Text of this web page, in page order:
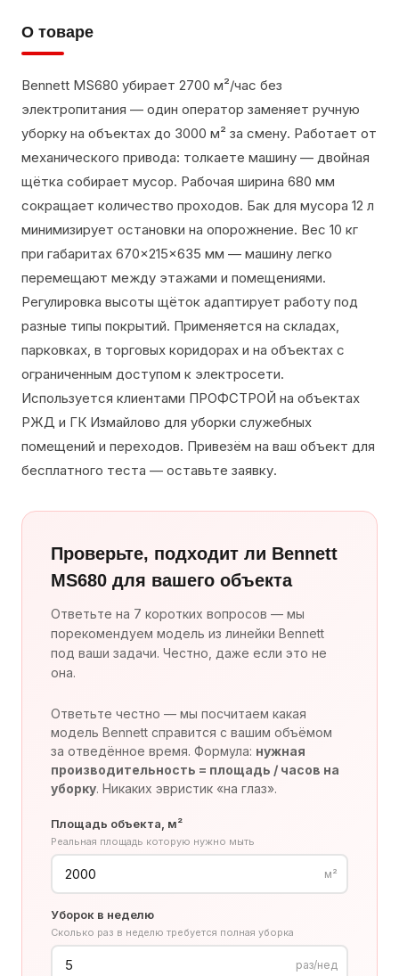
О товаре
Bennett MS680 убирает 2700 м²/час без
электропитания — один оператор заменяет ручную
уборку на объектах до 3000 м² за смену. Работает от
механического привода: толкаете машину — двойная
щётка собирает мусор. Рабочая ширина 680 мм
сокращает количество проходов. Бак для мусора 12 л
минимизирует остановки на опорожнение. Вес 10 кг
при габаритах 670×215×635 мм — машину легко
перемещают между этажами и помещениями.
Регулировка высоты щёток адаптирует работу под
разные типы покрытий. Применяется на складах,
парковках, в торговых коридорах и на объектах с
ограниченным доступом к электросети.
Используется клиентами ПРОФСТРОЙ на объектах
РЖД и ГК Измайлово для уборки служебных
помещений и переходов. Привезём на ваш объект для
бесплатного теста — оставьте заявку.
Проверьте, подходит ли Bennett
MS680 для вашего объекта
Ответьте на 7 коротких вопросов — мы
порекомендуем модель из линейки Bennett
под ваши задачи. Честно, даже если это не
она.
Ответьте честно — мы посчитаем какая
модель Bennett справится с вашим объёмом
за отведённое время. Формула: нужная
производительность = площадь / часов на
уборку. Никаких эвристик «на глаз».
Площадь объекта, м²
Реальная площадь которую нужно мыть
м²
Уборок в неделю
Сколько раз в неделю требуется полная уборка
раз/нед